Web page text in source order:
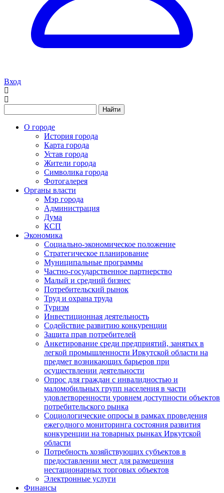
Вход
Найти
О городе
История города
Карта города
Устав города
Жители города
Символика города
Фотогалерея
Органы власти
Мэр города
Администрация
Дума
КСП
Экономика
Социально-экономическое положение
Стратегическое планирование
Муниципальные программы
Частно-государственное партнерство
Малый и средний бизнес
Потребительский рынок
Труд и охрана труда
Туризм
Инвестиционная деятельность
Содействие развитию конкуренции
Защита прав потребителей
Анкетирование среди предприятий, занятых в
легкой промышленности Иркутской области на
предмет возникающих барьеров при
осуществлении деятельности
Опрос для граждан с инвалидностью и
маломобильных групп населения в части
удовлетворенности уровнем доступности объектов
потребительского рынка
Социологические опросы в рамках проведения
ежегодного мониторинга состояния развития
конкуренции на товарных рынках Иркутской
области
Потребность хозяйствующих субъектов в
предоставлении мест для размещения
нестационарных торговых объектов
Электронные услуги
Финансы